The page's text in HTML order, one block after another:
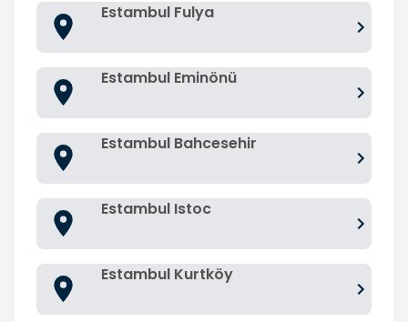
Estambul Fulya
Estambul Eminönü
Estambul Bahcesehir
Estambul Istoc
Estambul Kurtköy